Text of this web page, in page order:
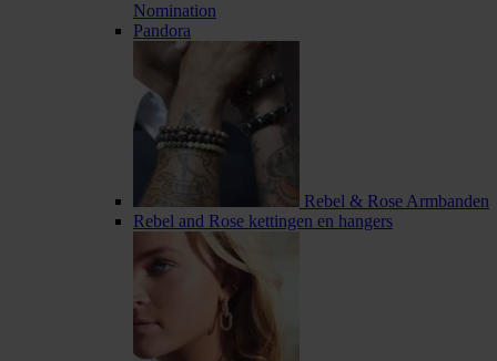
Nomination
Pandora
Rebel & Rose Armbanden
Rebel and Rose kettingen en hangers